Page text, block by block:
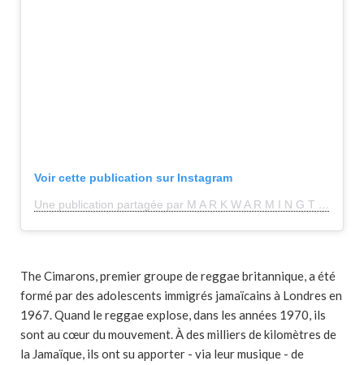
Voir cette publication sur Instagram
Une publication partagée par M A R K W A R M I N G T O N (@metwarmington)
The Cimarons, premier groupe de reggae britannique, a été
formé par des adolescents immigrés jamaïcains à Londres en
1967. Quand le reggae explose, dans les années 1970, ils
sont au cœur du mouvement. À des milliers de kilomètres de
la Jamaïque, ils ont su apporter - via leur musique - de